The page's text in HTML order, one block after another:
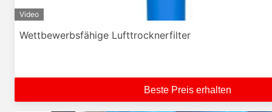
Video
Wettbewerbsfähige Lufttrocknerfilter
Beste Preis erhalten